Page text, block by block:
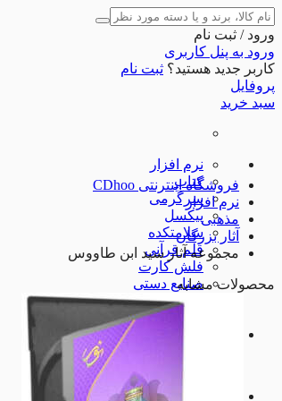
ورود / ثبت نام
ورود به پنل کاربری
کاربر جدید هستید؟ ثبت نام
پروفایل
سبد خرید
نرم افزار
کتاب
سرگرمی
پیکسل
سلامتکده
قلم قرآنی
فلش کارت
صنایع دستی
نوشت افزار
لوازم جانبی
شگفت انگیزها
مذهبی مذهبی
فروشگاه اینترنتی CDhoo
نرم افزار
مذهبی
آثار بزرگان
مجموعه آثار سید ابن طاووس
محصولات مشابه